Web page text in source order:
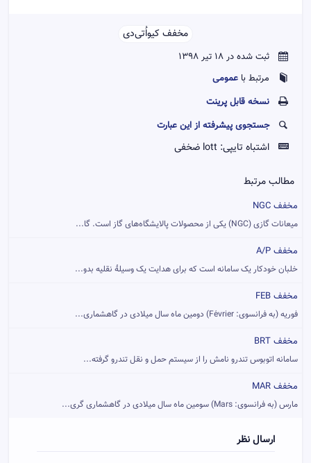
مخفف کیو‌اُ‌تی‌دی‌‌
ثبت شده در 18 تیر 1398
مرتبط باعمومی
نسخه قابل پرينت
جستجوی پیشرفته از این عبارت
اشتباه تایپی: lott ضخفی
مطالب مرتبط
مخفف NGC
میعانات گازی (NGC) یکی از محصولات پالایشگاه‌های گاز است. گا...
مخفف A/P
خلبان خودکار یک سامانه است که برای هدایت یک وسیلهٔ نقلیه بدو...
مخفف FEB
فوریه (به فرانسوی: Février) دومین ماه سال میلادی در گاهشماری...
مخفف BRT
سامانه اتوبوس تندرو نامش را از سیستم حمل و نقل تندرو گرفته‌...
مخفف MAR
مارس (به فرانسوی: Mars) سومین ماه سال میلادی در گاهشماری گری...
ارسال نظر